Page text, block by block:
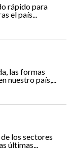
rápido para
el país...
las formas
nuestro país,...
los sectores
últimas...